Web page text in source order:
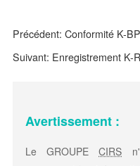
Précédent: Conformité K-
Suivant: Enregistrement K-
Avertissement :
Le GROUPECIRS